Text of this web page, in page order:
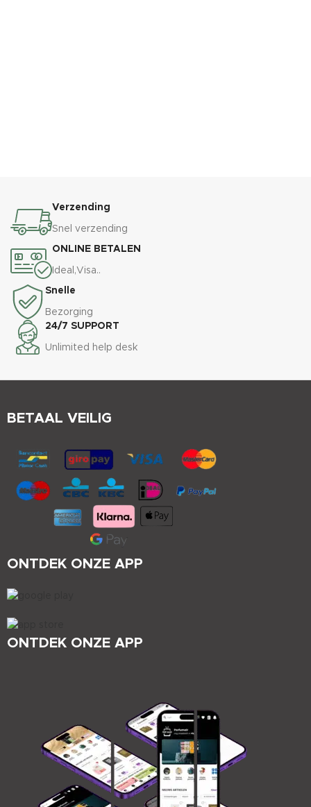
Verzending
Snel verzending
ONLINE BETALEN
Ideal,Visa..
Snelle
Bezorging
24/7 SUPPORT
Unlimited help desk
ONTDEK ONZE APP
ONTDEK ONZE APP
BETAAL VEILIG